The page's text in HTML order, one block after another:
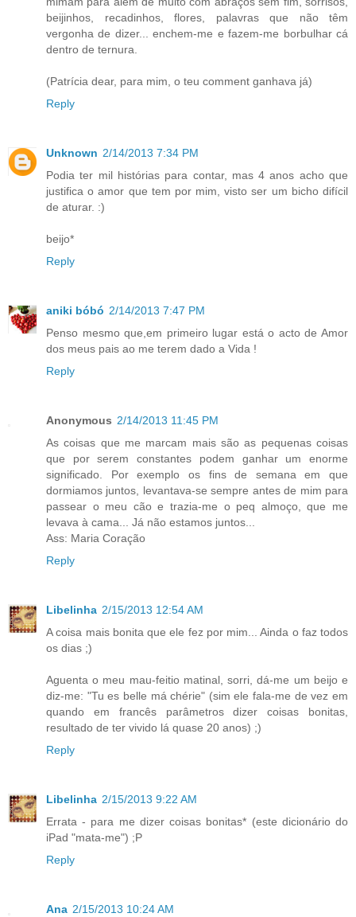
beijinhos, recadinhos, flores, palavras que não têm
vergonha de dizer... enchem-me e fazem-me borbulhar cá
dentro de ternura.
(Patrícia dear, para mim, o teu comment ganhava já)
Reply
Unknown 2/14/2013 7:34 PM
Podia ter mil histórias para contar, mas 4 anos acho que
justifica o amor que tem por mim, visto ser um bicho difícil
de aturar. :)
beijo*
Reply
aniki bóbó 2/14/2013 7:47 PM
Penso mesmo que,em primeiro lugar está o acto de Amor
dos meus pais ao me terem dado a Vida !
Reply
Anonymous 2/14/2013 11:45 PM
As coisas que me marcam mais são as pequenas coisas
que por serem constantes podem ganhar um enorme
significado. Por exemplo os fins de semana em que
dormiamos juntos, levantava-se sempre antes de mim para
passear o meu cão e trazia-me o peq almoço, que me
levava à cama... Já não estamos juntos...
Ass: Maria Coração
Reply
Libelinha 2/15/2013 12:54 AM
A coisa mais bonita que ele fez por mim... Ainda o faz todos
os dias ;)
Aguenta o meu mau-feitio matinal, sorri, dá-me um beijo e
diz-me: "Tu es belle má chérie" (sim ele fala-me de vez em
quando em francês parâmetros dizer coisas bonitas,
resultado de ter vivido lá quase 20 anos) ;)
Reply
Libelinha 2/15/2013 9:22 AM
Errata - para me dizer coisas bonitas* (este dicionário do
iPad "mata-me") ;P
Reply
Ana 2/15/2013 10:24 AM